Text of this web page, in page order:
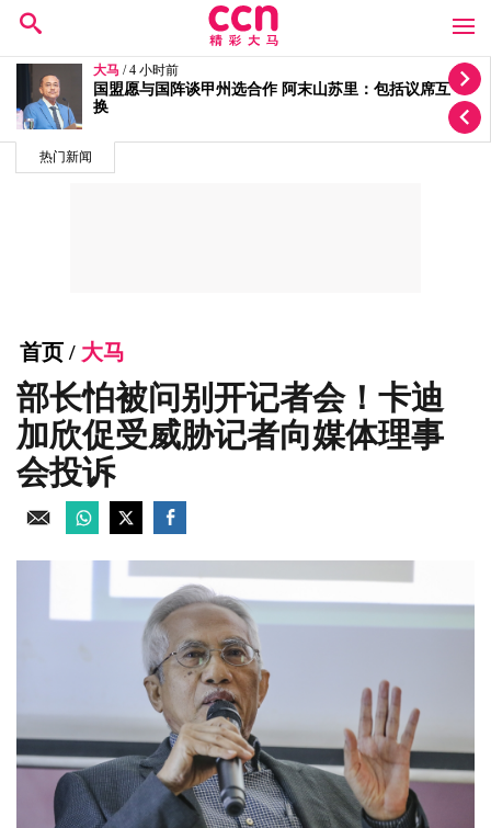
热门新闻
大马 / 6 小时前
哈迪说法被打脸 阿末山苏里：土团党仍是国盟成员
首页 / 大马
部长怕被问别开记者会！卡迪
加欣促受威胁记者向媒体理事
会投诉